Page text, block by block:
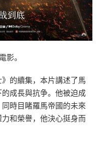
影。
》的續集，本片講述了馬
成長與抗争。他被迫成
時目睹羅馬帝國的未來
和榮譽，他決心挺身而